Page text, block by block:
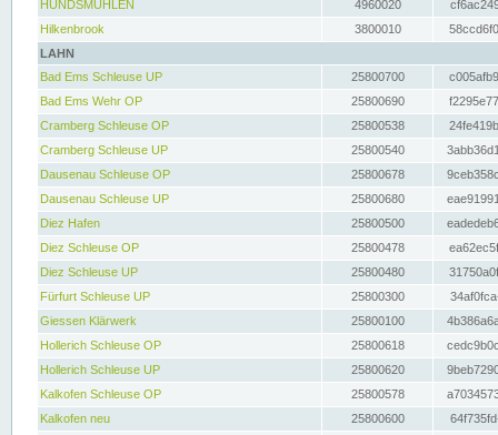
HUNDSMÜHLEN
4960020
Hilkenbrook
3800010
LAHN
Bad Ems Schleuse UP
25800700
Bad Ems Wehr OP
25800690
Cramberg Schleuse OP
25800538
Cramberg Schleuse UP
25800540
Dausenau Schleuse OP
25800678
Dausenau Schleuse UP
25800680
Diez Hafen
25800500
Diez Schleuse OP
25800478
Diez Schleuse UP
25800480
Fürfurt Schleuse UP
25800300
Giessen Klärwerk
25800100
Hollerich Schleuse OP
25800618
Hollerich Schleuse UP
25800620
Kalkofen Schleuse OP
25800578
Kalkofen neu
25800600